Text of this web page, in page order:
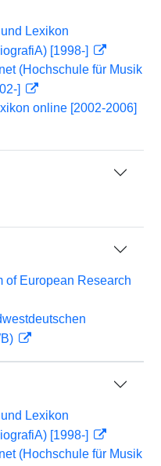
Lexikon
[1998-]
(Hochschule für Musik
]
online [2002-2006]
of European Research
Lexikon
[1998-]
(Hochschule für Musik